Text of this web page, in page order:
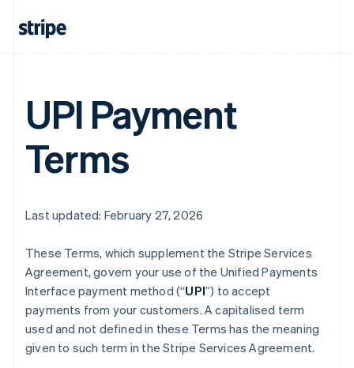
UPI Payment
Terms
Last updated: February 27, 2026
These Terms, which supplement the Stripe Services
Agreement, govern your use of the Unified Payments
Interface payment method (“UPI”) to accept
payments from your customers. A capitalised term
used and not defined in these Terms has the meaning
given to such term in the Stripe Services Agreement.